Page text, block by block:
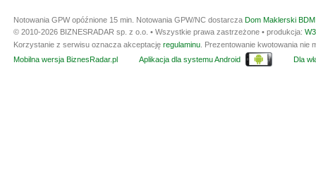
Notowania GPW opóźnione 15 min. Notowania GPW/NC dostarcza Dom Maklerski
© 2010-2026 BIZNESRADAR sp. z o.o. • Wszystkie prawa zastrzeżone • produkcja:
Korzystanie z serwisu oznacza akceptację regulaminu . Prezentowanie kwotowania
Mobilna wersja BiznesRadar.pl
Aplikacja dla systemu Android Dla